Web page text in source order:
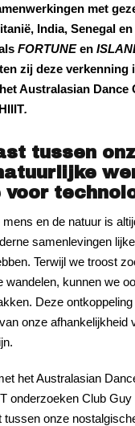
met
India, Senegal
FORTUNEen
zij deze verkenning
Australasian Dance
.
tussen
en de natuur is
samenlevingen
Terwijl we troost
wandelen, kunnen we
Deze
onze afhankelijkheid
het Australasian
onderzoeken Club Guy
tussen onze